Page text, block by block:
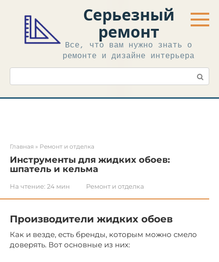
контенту
Серьезный
ремонт
Все, что вам нужно знать о
ремонте и дизайне интерьера
Поиск:
Главная » Ремонт и отделка
Инструменты для жидких обоев:
шпатель и кельма
На чтение: 24 мин Ремонт и отделка
Производители жидких обоев
Как и везде, есть бренды, которым можно смело
доверять. Вот основные из них: